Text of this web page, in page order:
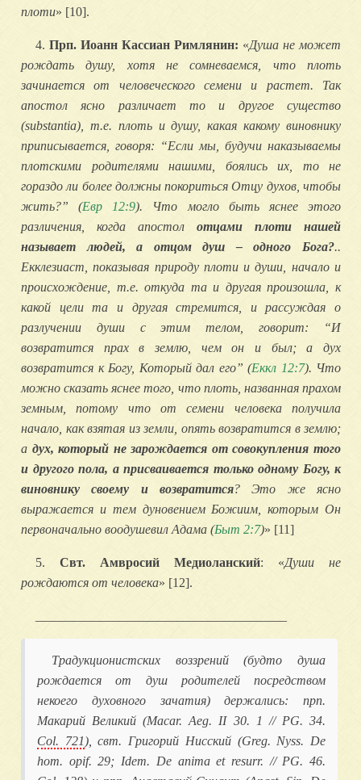
плоти» [10].
4. Прп. Иоанн Кассиан Римлянин: «Душа не может
рождать душу, хотя не сомневаемся, что плоть
зачинается от человеческого семени и растет. Так
апостол ясно различает то и другое существо
(substantia), т.е. плоть и душу, какая какому виновнику
приписывается, говоря: “Если мы, будучи наказываемы
плотскими родителями нашими, боялись их, то не
гораздо ли более должны покориться Отцу духов, чтобы
жить?” (Евр 12:9). Что могло быть яснее этого
различения, когда апостол отцами плоти нашей
называет людей, а отцом душ – одного Бога?..
Екклезиаст, показывая природу плоти и души, начало и
происхождение, т.е. откуда та и другая произошла, к
какой цели та и другая стремится, и рассуждая о
разлучении души с этим телом, говорит: “И
возвратится прах в землю, чем он и был; а дух
возвратится к Богу, Который дал его” (Еккл 12:7). Что
можно сказать яснее того, что плоть, названная прахом
земным, потому что от семени человека получила
начало, как взятая из земли, опять возвратится в землю;
а дух, который не зарождается от совокупления того
и другого пола, а присваивается только одному Богу, к
виновнику своему и возвратится? Это же ясно
выражается и тем дуновением Божиим, которым Он
первоначально воодушевил Адама (Быт 2:7)» [11]
5. Свт. Амвросий Медиоланский: «Души не
рождаются от человека» [12].
Традукционистских воззрений (будто душа
рождается от душ родителей посредством
некоего духовного зачатия) держались: прп.
Макарий Великий (Macar. Aeg. II 30. 1 // PG. 34.
Col. 721), свт. Григорий Нисский (Greg. Nyss. De
hom. opif. 29; Idem. De anima et resurr. // PG. 46.